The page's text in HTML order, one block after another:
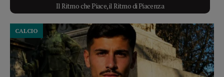
Il Ritmo che Piace, il Ritmo di Piacenza
CALCIO